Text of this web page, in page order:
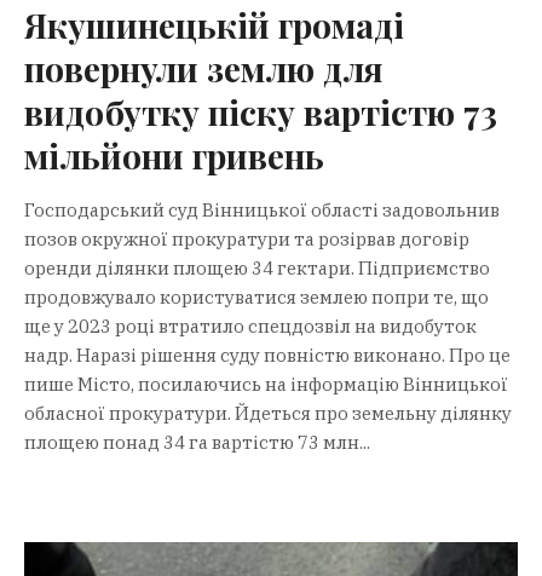
Якушинецькій громаді
повернули землю для
видобутку піску вартістю 73
мільйони гривень
Господарський суд Вінницької області задовольнив
позов окружної прокуратури та розірвав договір
оренди ділянки площею 34 гектари. Підприємство
продовжувало користуватися землею попри те, що
ще у 2023 році втратило спецдозвіл на видобуток
надр. Наразі рішення суду повністю виконано. Про це
пише Місто, посилаючись на інформацію Вінницької
обласної прокуратури. Йдеться про земельну ділянку
площею понад 34 га вартістю 73 млн...